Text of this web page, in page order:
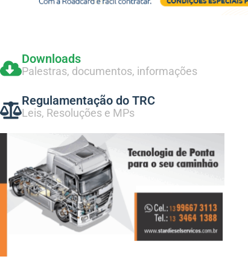
Downloads
Palestras, documentos, informações
Regulamentação do TRC
Leis, Resoluções e MPs